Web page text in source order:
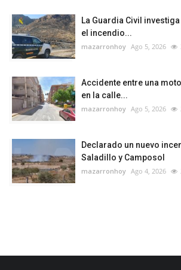
La Guardia Civil
el incendio...
mazarronhoy Ago 5, 2026
Accidente entre una
en la calle...
mazarronhoy Ago 5, 2026
Declarado un nuevo
Saladillo y Camposol
mazarronhoy Ago 4, 2026